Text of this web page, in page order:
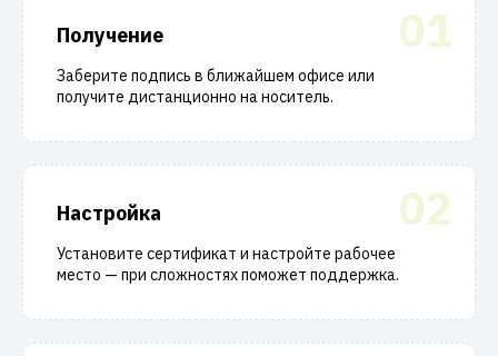
01
Получение
Заберите подпись в ближайшем офисе или
получите дистанционно на носитель.
02
Настройка
Установите сертификат и настройте рабочее
место — при сложностях поможет поддержка.